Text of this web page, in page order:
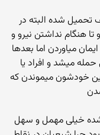
تحمیل شده البته در
تا هنگام نداشتن نیرو و
میاوردن اما بعدها
میشد و افراد یا
خودشون میموندن که
شده خیلی مهمل و سهل